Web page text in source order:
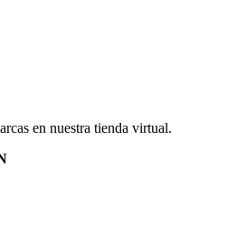
en nuestra tienda virtual.